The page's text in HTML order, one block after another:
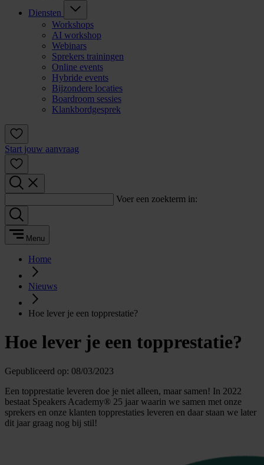
Diensten
Workshops
AI workshop
Webinars
Sprekers trainingen
Online events
Hybride events
Bijzondere locaties
Boardroom sessies
Klankbordgesprek
Start jouw aanvraag
Voer een zoekterm in:
Menu
Home
Nieuws
Hoe lever je een topprestatie?
Hoe lever je een topprestatie?
Gepubliceerd op: 08/03/2023
Een topprestatie leveren doe je niet alleen, maar samen! In 2022
bestaat Speakers Academy® 25 jaar waarin we samen met onze
sprekers en onze klanten topprestaties leveren en daar staan we later
dit jaar graag nog bij stil!